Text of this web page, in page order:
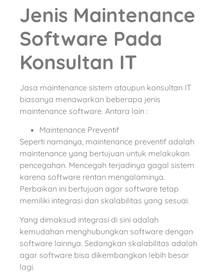
Jenis Maintenance
Software Pada
Konsultan IT
Jasa maintenance sistem ataupun konsultan IT
biasanya menawarkan beberapa jenis
maintenance software. Antara lain :
Maintenance Preventif
Seperti namanya, maintenance preventif adalah
maintenance yang bertujuan untuk melakukan
pencegahan. Mencegah terjadinya gagal sistem
karena software rentan mengalaminya.
Perbaikan ini bertujuan agar software tetap
memiliki integrasi dan skalabilitas yang sesuai.
Yang dimaksud integrasi di sini adalah
kemudahan menghubungkan software dengan
software lainnya. Sedangkan skalabilitas adalah
agar software bisa dikembangkan lebih besar
lagi.